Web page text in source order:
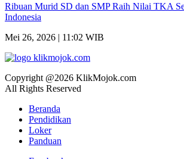
Ribuan Murid SD dan SMP Raih Nilai TKA
Indonesia
Mei 26, 2026 | 11:02 WIB
Copyright @2026 KlikMojok.com
All Rights Reserved
Beranda
Pendidikan
Loker
Panduan